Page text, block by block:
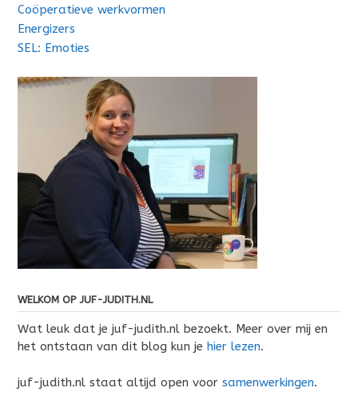
Coöperatieve werkvormen
Energizers
SEL: Emoties
WELKOM OP JUF-JUDITH.NL
Wat leuk dat je juf-judith.nl bezoekt. Meer over mij en
het ontstaan van dit blog kun je hier lezen.
juf-judith.nl staat altijd open voor samenwerkingen.